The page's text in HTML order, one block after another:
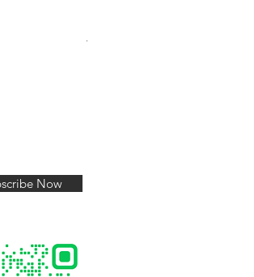
Thalassomer Tee V.4
Now